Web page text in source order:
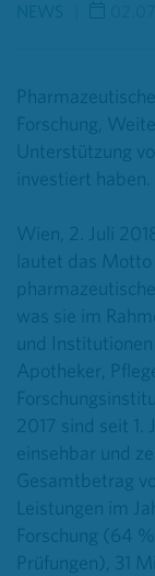
NEWS
Forschung,
Unterstützung
investiert haben.
Wien, 2. Juli
lautet das
was sie im
und
Apotheker,
2017 sind seit
einsehbar und
Gesamtbetrag
Leistungen im
Forschung (64
Prüfungen), 31